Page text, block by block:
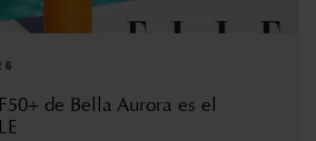
de Bella Aurora es el